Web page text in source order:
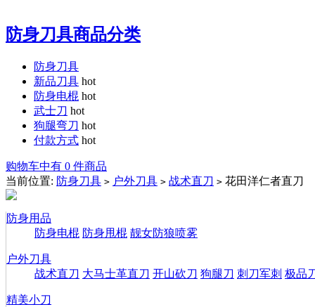
防身刀具商品分类
防身刀具
新品刀具 hot
防身电棍 hot
武士刀 hot
狗腿弯刀 hot
付款方式 hot
购物车中有 0 件商品
当前位置: 防身刀具 > 户外刀具 > 战术直刀 > 花田洋仁者直刀
防身用品
防身电棍 防身甩棍 靓女防狼喷雾
户外刀具
战术直刀 大马士革直刀 开山砍刀 狗腿刀 刺刀军刺 极品
精美小刀